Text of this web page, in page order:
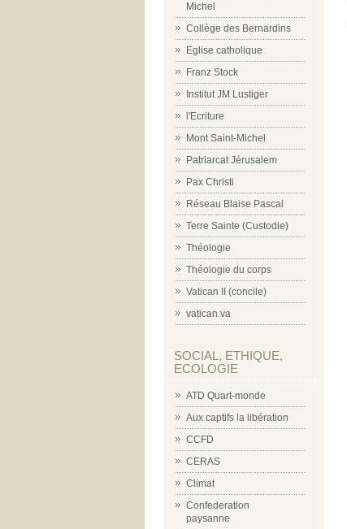
Michel
Collège des Bernardins
Eglise catholique
Franz Stock
Institut JM Lustiger
l'Ecriture
Mont Saint-Michel
Patriarcat Jérusalem
Pax Christi
Réseau Blaise Pascal
Terre Sainte (Custodie)
Théologie
Théologie du corps
Vatican II (concile)
vatican.va
SOCIAL, ETHIQUE,
ECOLOGIE
ATD Quart-monde
Aux captifs la libération
CCFD
CERAS
Climat
Confederation
paysanne